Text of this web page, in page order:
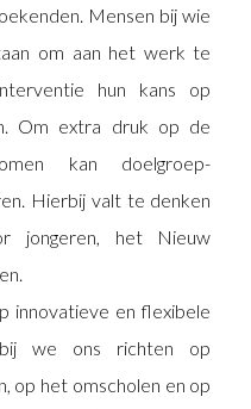
Mensen bij wie
om aan het werk te
hun kans op
Om extra druk op de
kan doelgroep-
Hierbij valt te denken
jongeren, het Nieuw
innovatieve en flexibele
we ons richten op
op het omscholen en op